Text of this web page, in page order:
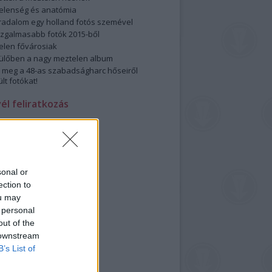
or
to
may
of the
List of
és anatómia
egy holland fotós szemével
fotók 2015-ből
fővárosiak
a nagy meztelen album
a 48-as szabadságharc hőseiről
fotókat!
feliratkozás